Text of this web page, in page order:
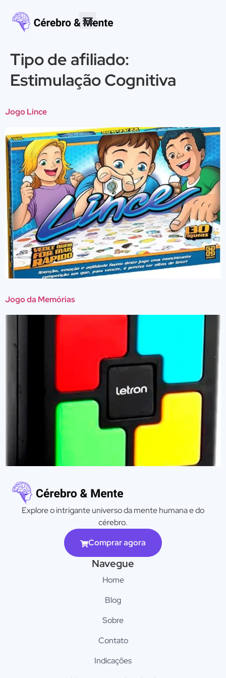
Tipo de afiliado:
Estimulação Cognitiva
Jogo Lince
Jogo da Memórias
Explore o intrigante universo da mente humana e do
cérebro.
Comprar agora
Navegue
Home
Blog
Sobre
Contato
Indicações